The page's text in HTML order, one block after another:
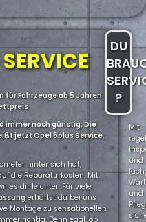
Fahrzeuge ab 5 Jahren
immer noch günstig: Die
jetzt Opel 5plus Service.
hinter sich hat,
die Reparaturkosten. Mit
es dir leichter. Für viele
erhältst du bei uns
Montage zu sensationellen
richtig. Denn egal, ob
DU
?
Mit
und
und